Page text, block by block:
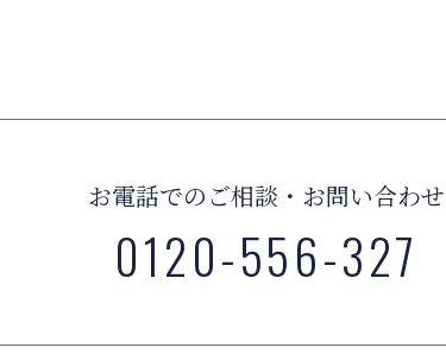
お電話でのご相談・お問い合わせ
0120-556-327